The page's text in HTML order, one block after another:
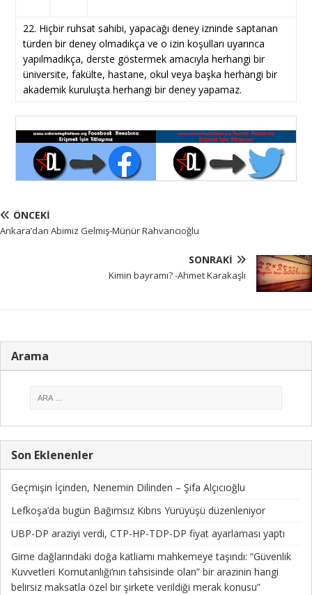
22. Hiçbir ruhsat sahibi, yapacağı deney izninde saptanan
türden bir deney olmadıkça ve o izin koşulları uyarınca
yapılmadıkça, derste göstermek amacıyla herhangi bir
üniversite, fakülte, hastane, okul veya başka herhangi bir
akademik kuruluşta herhangi bir deney yapamaz.
ÖNCEKI
Ankara’dan Abimiz Gelmiş-Münür Rahvancıoğlu
SONRAKI
Kimin bayramı? -Ahmet Karakaşlı
Arama
Son Eklenenler
Geçmişin İçinden, Nenemin Dilinden – Şifa Alçıcıoğlu
Lefkoşa’da bugün Bağımsız Kıbrıs Yürüyüşü düzenleniyor
UBP-DP araziyi verdi, CTP-HP-TDP-DP fiyat ayarlaması yaptı
Girne dağlarındaki doğa katliamı mahkemeye taşındı: “Güvenlik
Kuvvetleri Komutanlığı’nın tahsisinde olan” bir arazinin hangi
belirsiz maksatla özel bir şirkete verildiği merak konusu”